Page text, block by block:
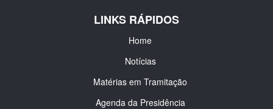
LINKS RÁPIDOS
Home
Notícias
Matérias em Tramitação
Agenda da Presidência